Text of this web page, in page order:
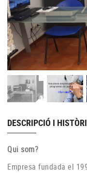
DESCRIPCIÓ I
Qui som?
Empresa fundada el